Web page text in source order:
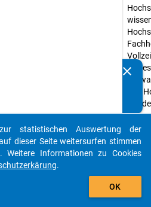
und
clear
auto_stories
add_shopping_cart
statistischen Auswertung der
dieser Seite weitersurfen stimmen
Weitere Informationen zu Cookies
.
OK